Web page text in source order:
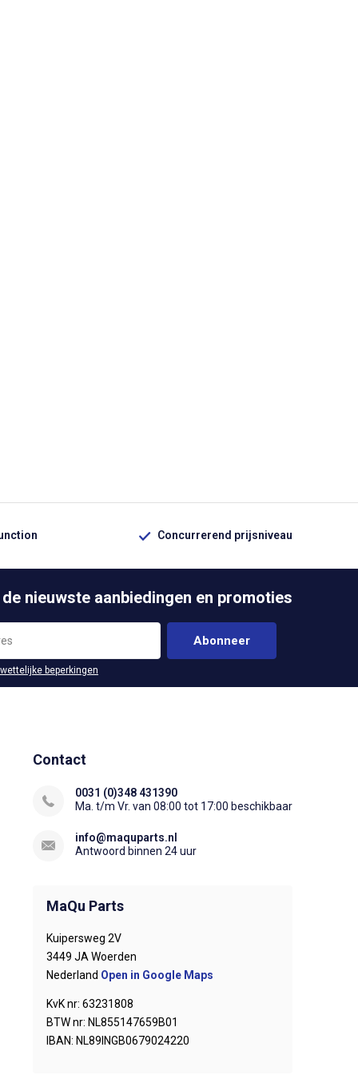
Concurrerend prijsniveau
nieuwste aanbiedingen en promoties
Abonneer
beperkingen
Contact
0031 (0)348 431390
Ma. t/m Vr. van 08:00 tot 17:00 beschikbaar
info@maquparts.nl
Antwoord binnen 24 uur
MaQu Parts
Kuipersweg 2V
3449 JA Woerden
Nederland Open in Google Maps
KvK nr: 63231808
BTW nr: NL855147659B01
IBAN: NL89INGB0679024220